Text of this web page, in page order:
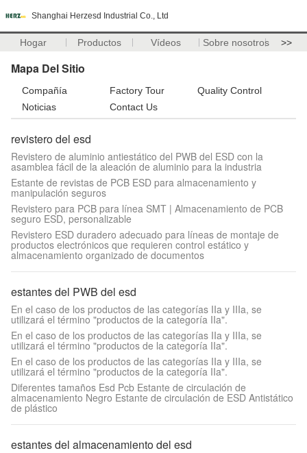
Shanghai Herzesd Industrial Co., Ltd
Hogar Productos Vídeos Sobre nosotros >>
Mapa Del Sitio
Compañía Factory Tour
Quality Control
Noticias
Contact Us
revistero del esd
Revistero de aluminio antiestático del PWB del ESD con la
asamblea fácil de la aleación de aluminio para la industria
Estante de revistas de PCB ESD para almacenamiento y
manipulación seguros
Revistero para PCB para línea SMT | Almacenamiento de PCB
seguro ESD, personalizable
Revistero ESD duradero adecuado para líneas de montaje de
productos electrónicos que requieren control estático y
almacenamiento organizado de documentos
estantes del PWB del esd
En el caso de los productos de las categorías IIa y IIIa, se
utilizará el término "productos de la categoría IIa".
En el caso de los productos de las categorías IIa y IIIa, se
utilizará el término "productos de la categoría IIa".
En el caso de los productos de las categorías IIa y IIIa, se
utilizará el término "productos de la categoría IIa".
Diferentes tamaños Esd Pcb Estante de circulación de
almacenamiento Negro Estante de circulación de ESD Antistático
de plástico
estantes del almacenamiento del esd